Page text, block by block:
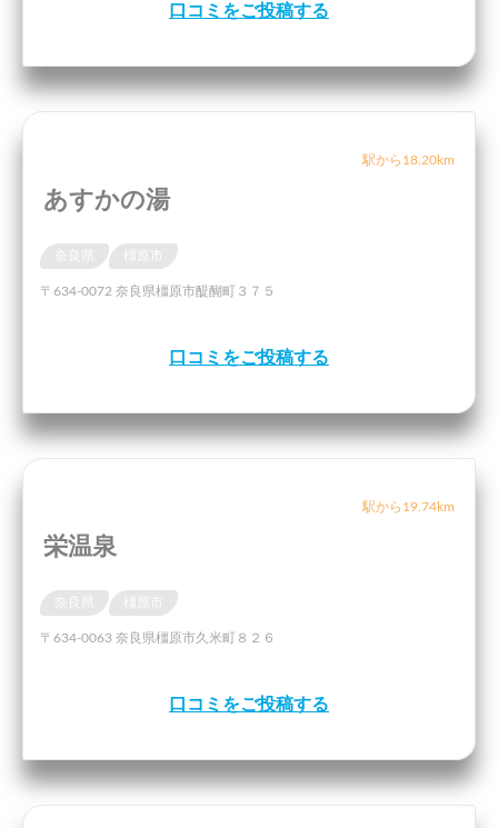
口コミをご投稿する
駅から18.20km
あすかの湯
奈良県
〒634-0072 奈良県橿原市醍醐町３７５
口コミをご投稿する
駅から19.74km
栄温泉
奈良県
〒634-0063 奈良県橿原市久米町８２６
口コミをご投稿する